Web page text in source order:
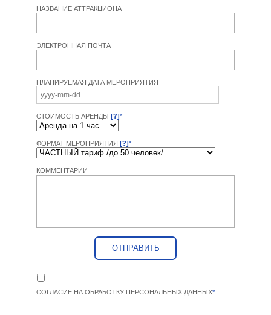
НАЗВАНИЕ АТТРАКЦИОНА
ЭЛЕКТРОННАЯ ПОЧТА
ПЛАНИРУЕМАЯ ДАТА МЕРОПРИЯТИЯ
СТОИМОСТЬ АРЕНДЫ [?]*
ФОРМАТ МЕРОПРИЯТИЯ [?]*
КОММЕНТАРИИ
СОГЛАСИЕ НА ОБРАБОТКУ ПЕРСОНАЛЬНЫХ ДАННЫХ*